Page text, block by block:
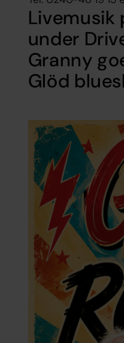
Livemusik
under
Granny
Glöd